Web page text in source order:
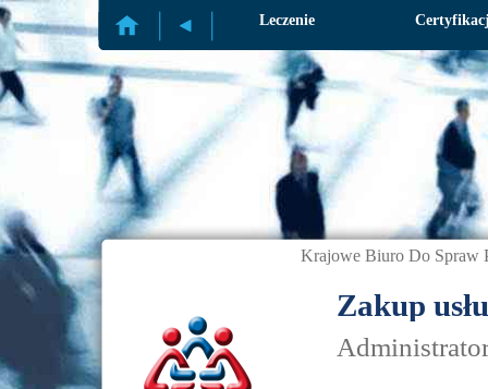
Profilaktyka Leczenie
Krajowe Biuro Do Spraw
Zakup